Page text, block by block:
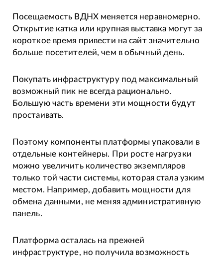
Посещаемость ВДНХ меняется неравномерно.
Открытие катка или крупная выставка могут за
короткое время привести на сайт значительно
больше посетителей, чем в обычный день.
Покупать инфраструктуру под максимальный
возможный пик не всегда рационально.
Большую часть времени эти мощности будут
простаивать.
Поэтому компоненты платформы упаковали в
отдельные контейнеры. При росте нагрузки
можно увеличить количество экземпляров
только той части системы, которая стала узким
местом. Например, добавить мощности для
обмена данными, не меняя административную
панель.
Платформа осталась на прежней
инфраструктуре, но получила возможность